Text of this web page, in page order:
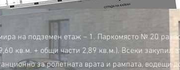
на подземен етаж – 1. Паркомясто № 20
кв.м. + общи части 2,89 кв.м.). Всеки закупил
за ролетната врата и рампата, водещи